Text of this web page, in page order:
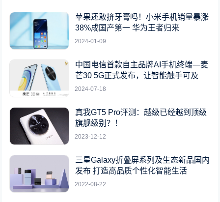
苹果还敢挤牙膏吗！小米手机销量暴涨
38%成国产第一 华为王者归来
2024-01-09
中国电信首款自主品牌AI手机终端—麦
芒30 5G正式发布，让智能触手可及
2024-07-18
真我GT5 Pro评测：越级已经越到顶级
旗舰级别？！
2023-12-12
三星Galaxy折叠屏系列及生态新品国内
发布 打造高品质个性化智能生活
2022-08-22